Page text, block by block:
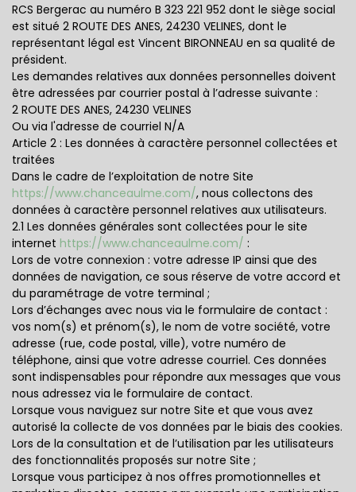
RCS Bergerac au numéro B 323 221 952 dont le siège social
est situé 2 ROUTE DES ANES, 24230 VELINES, dont le
représentant légal est Vincent BIRONNEAU en sa qualité de
président.
Les demandes relatives aux données personnelles doivent
être adressées par courrier postal à l’adresse suivante :
2 ROUTE DES ANES, 24230 VELINES
Ou via l'adresse de courriel N/A
Article 2 : Les données à caractère personnel collectées et
traitées
Dans le cadre de l’exploitation de notre Site
https://www.chanceaulme.com/, nous collectons des
données à caractère personnel relatives aux utilisateurs.
2.1 Les données générales sont collectées pour le site
internet https://www.chanceaulme.com/ :
Lors de votre connexion : votre adresse IP ainsi que des
données de navigation, ce sous réserve de votre accord et
du paramétrage de votre terminal ;
Lors d’échanges avec nous via le formulaire de contact :
vos nom(s) et prénom(s), le nom de votre société, votre
adresse (rue, code postal, ville), votre numéro de
téléphone, ainsi que votre adresse courriel. Ces données
sont indispensables pour répondre aux messages que vous
nous adressez via le formulaire de contact.
Lorsque vous naviguez sur notre Site et que vous avez
autorisé la collecte de vos données par le biais des cookies.
Lors de la consultation et de l’utilisation par les utilisateurs
des fonctionnalités proposés sur notre Site ;
Lorsque vous participez à nos offres promotionnelles et